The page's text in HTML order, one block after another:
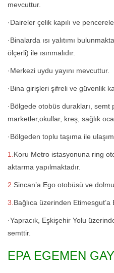
mevcuttur.
·Daireler çelik kapılı ve
·Binalarda ısı yalıtımı
ölçerli) ile ısınmalıdır.
·Merkezi uydu yayını mevcuttur.
·Bina girişleri şifreli ve güvenlik
·Bölgede otobüs durakları, semt
marketler,okullar, kreş, sağlık
·Bölgeden toplu taşıma ile
1. Koru Metro istasyonuna ring
aktarma yapılmaktadır.
2. Sincan’a Ego otobüsü ve
3. Bağlıca üzerinden
·Yapracık, Eşkişehir Yolu
semttir.
EPA EGEMEN